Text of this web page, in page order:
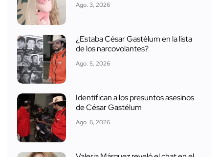
Ago. 3, 2026
¿Estaba César Gastélum en la lista
de los narcovolantes?
Ago. 5, 2026
Identifican a los presuntos asesinos
de César Gastélum
Ago. 6, 2026